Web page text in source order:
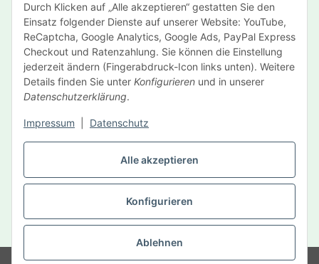
Alle akzeptieren
Konfigurieren
Ablehnen
Durch Klicken auf „Alle akzeptieren“ gestatten Sie den
Einsatz folgender Dienste auf unserer Website: YouTube,
ReCaptcha, Google Analytics, Google Ads, PayPal Express
Checkout und Ratenzahlung. Sie können die Einstellung
jederzeit ändern (Fingerabdruck-Icon links unten). Weitere
Details finden Sie unter Konfigurieren und in unserer
Datenschutzerklärung.
Impressum Datenschutz
Informationen
Gesetzliche Informationen
Hersteller
Vertrag widerrufen
* Alle Preise inkl. gesetzlicher USt., zzgl.Versand